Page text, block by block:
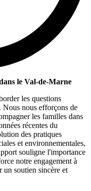
le Val-de-Marne
les questions
Nous nous efforçons de
les familles dans
récentes du
des pratiques
et environnementales,
souligne l'importance
notre engagement à
un soutien sincère et